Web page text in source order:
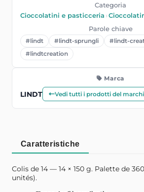
Categoria
Cioccolatini e pasticceria ›
Parole chiave
#lindt #lindt-sprungli
#lindt-
#lindtcreation
Marca
LINDT Vedi tutti i prodotti del
Caratteristiche
Colis de 14 — 14 × 150 g. Palette de
unités).